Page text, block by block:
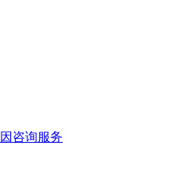
咨询服务